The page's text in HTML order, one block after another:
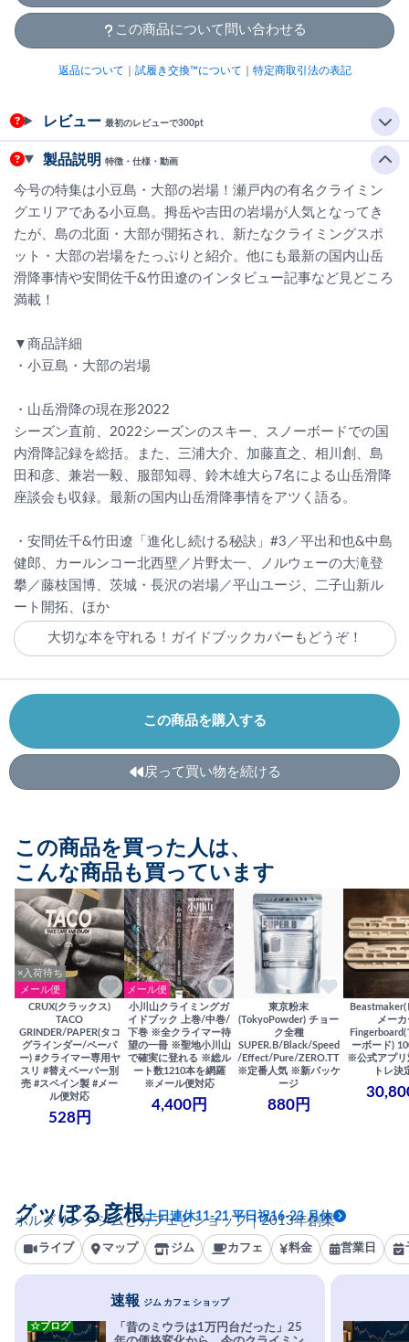
この商品について問い合わせる
返品について 試履き交換™について 特定商取引法の表記
レビュー 最初のレビューで300pt
製品説明 特徴・仕様・動画
今号の特集は小豆島・大部の岩場！瀬戸内の有名クライミン
グエリアである小豆島。拇岳や吉田の岩場が人気となってき
たが、島の北面・大部が開拓され、新たなクライミングスポ
ット・大部の岩場をたっぷりと紹介。他にも最新の国内山岳
滑降事情や安間佐千&竹田遼のインタビュー記事など見どころ
満載！
▼商品詳細
・小豆島・大部の岩場
・山岳滑降の現在形2022
シーズン直前、2022シーズンのスキー、スノーボードでの国
内滑降記録を総括。また、三浦大介、加藤直之、相川創、島
田和彦、兼岩一毅、服部知尋、鈴木雄大ら7名による山岳滑降
座談会も収録。最新の国内山岳滑降事情をアツく語る。
・安間佐千&竹田遼「進化し続ける秘訣」#3／平出和也&中島
健郎、カールンコー北西壁／片野太一、ノルウェーの大滝登
攀／藤枝国博、茨城・長沢の岩場／平山ユージ、二子山新ル
ート開拓、ほか
大切な本を守れる！ガイドブックカバーもどうぞ！
この商品を購入する
戻って買い物を続ける
この商品を買った人は、
こんな商品も買っています
×入荷待ち
メール便
CRUX(クラックス)
TACO
GRINDER/PAPER(タコ
グラインダー/ペーパ
ー) #クライマー専用ヤ
スリ #替えペーパー別
売 #スペイン製 #メー
ル便対応
528円
メール便
小川山クライミングガ
イドブック 上巻/中巻/
下巻 ※全クライマー待
望の一冊 ※聖地小川山
で確実に登れる ※総ル
ート数1210本を網羅
※メール便対応
4,400円
東京粉末
(TokyoPowder) チョー
ク全種
SUPER.B/Black/Speed
/Effect/Pure/ZERO.TT
※定番人気 ※新パッケ
ージ
880円
メーカ
ーボード)
※公式アプ
トレ決
ボルダリングジムとカフェとショップ｜2013年創業
グッぼる彦根土日連休11-21 平日祝16-23 月休
ライブ マップ ジム カフェ 料金 営業日
速報 ジム カフェ ショップ
「昔のミウラは1万円台だった」25
☆ブログ